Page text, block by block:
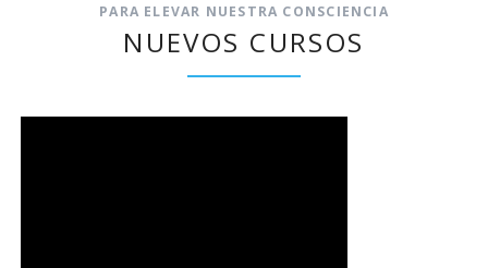
PARA ELEVAR NUESTRA CONSCIENCIA
NUEVOS CURSOS